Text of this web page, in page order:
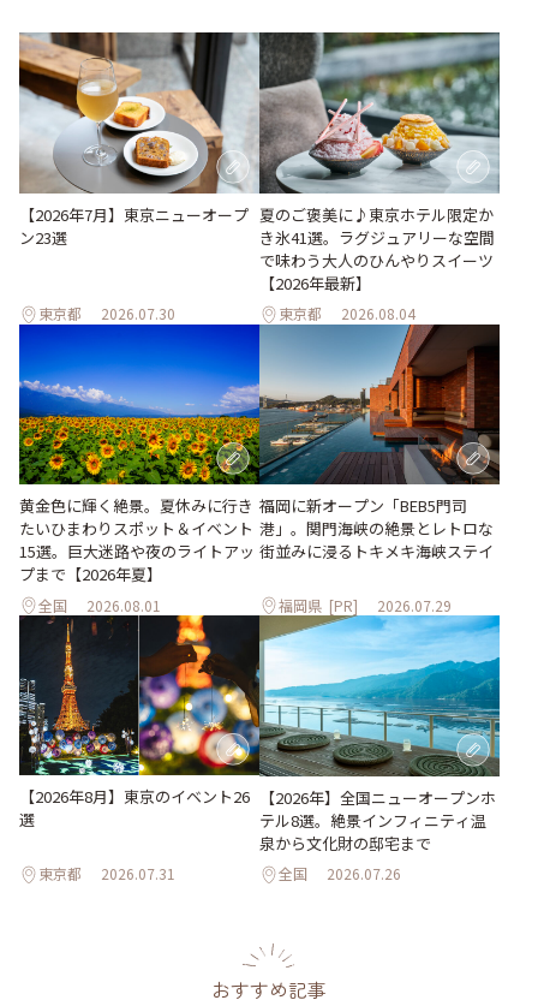
【2026年7月】東京ニューオープ
ン23選
東京都 2026.07.30
夏のご褒美に♪東京ホテル限定か
き氷41選。ラグジュアリーな空間
で味わう大人のひんやりスイーツ
【2026年最新】
東京都 2026.08.04
黄金色に輝く絶景。夏休みに行き
たいひまわりスポット＆イベント
15選。巨大迷路や夜のライトアッ
プまで【2026年夏】
全国 2026.08.01
福岡に新オープン「BEB5門司
港」。関門海峡の絶景とレトロな
街並みに浸るトキメキ海峡ステイ
福岡県 [PR] 2026.07.29
【2026年8月】東京のイベント26
選
東京都 2026.07.31
【2026年】全国ニューオープンホ
テル8選。絶景インフィニティ温
泉から文化財の邸宅まで
全国 2026.07.26
おすすめ記事